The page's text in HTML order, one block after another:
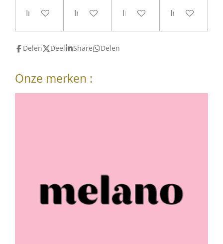
In winkelwagenIn winkelwagenIn winkelwagenIn
Delen Deel Share Delen
Onze merken :